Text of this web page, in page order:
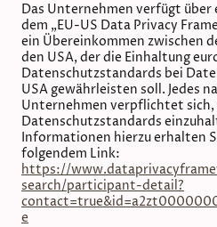
Das Unternehmen verfügt
dem „EU-US Data Privacy
ein Übereinkommen zwischen
den USA, der die Einhaltung
Datenschutzstandards bei
USA gewährleisten soll. Jedes
Unternehmen verpflichtet sich,
Datenschutzstandards
Informationen hierzu erhalten
folgendem Link:
https://
search/participant-detail?
e